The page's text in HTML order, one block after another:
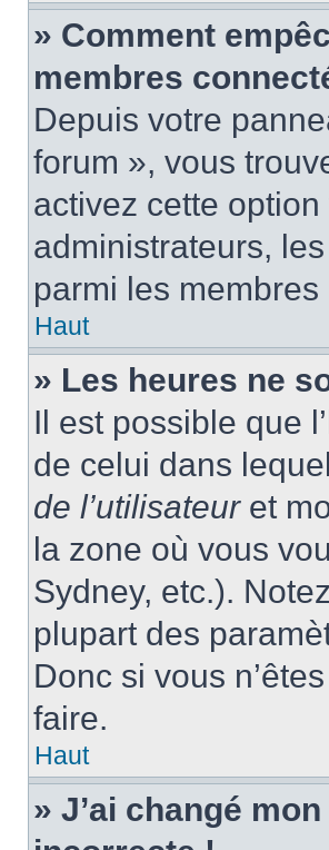
» Comment
membres
Depuis votre
forum », vous
activez cette
administrateurs,
parmi les membres
Haut
» Les heures ne
Il est possible que
de celui dans
de l’utilisateuret
la zone où vous
Sydney, etc.).
plupart des
Donc si vous
faire.
Haut
» J’ai changé